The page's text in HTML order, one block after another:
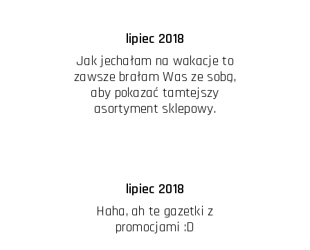
lipiec 2018
Jak jechałam na wakacje to
zawsze brałam Was ze sobą,
aby pokazać tamtejszy
asortyment sklepowy.
lipiec 2018
Haha, ah te gazetki z
promocjami :D